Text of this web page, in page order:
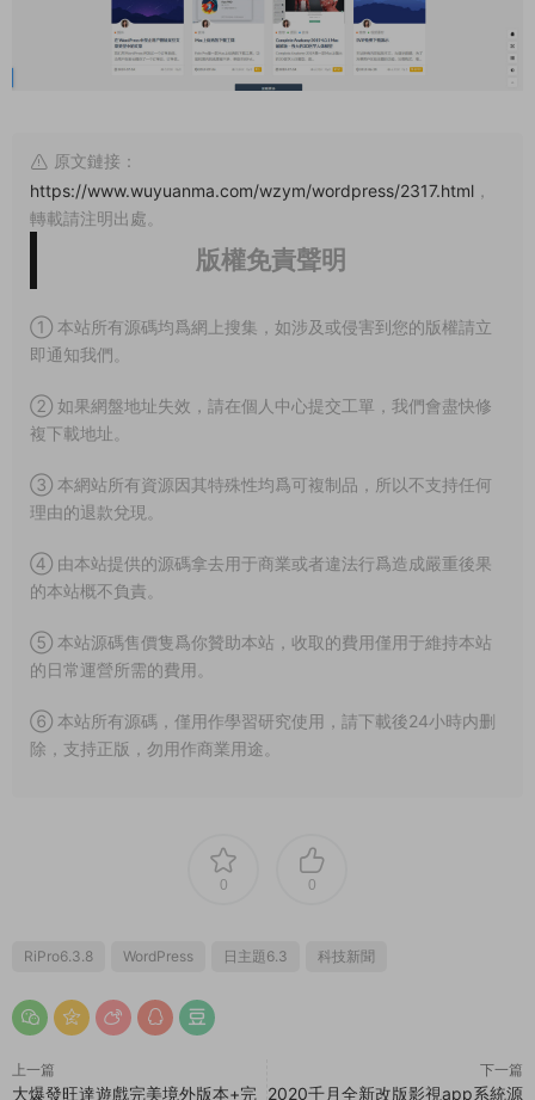
原文鏈接：
https://www.wuyuanma.com/wzym/wordpress/2317.html ，
轉載請注明出處。
版權免責聲明
① 本站所有源碼均爲網上搜集，如涉及或侵害到您的版權請立
即通知我們。
② 如果網盤地址失效，請在個人中心提交工單，我們會盡快修
複下載地址。
③ 本網站所有資源因其特殊性均爲可複制品，所以不支持任何
理由的退款兌現。
④ 由本站提供的源碼拿去用于商業或者違法行爲造成嚴重後果
的本站概不負責。
⑤ 本站源碼售價隻爲你贊助本站，收取的費用僅用于維持本站
的日常運營所需的費用。
⑥ 本站所有源碼，僅用作學習研究使用，請下載後24小時内删
除，支持正版，勿用作商業用途。
0 0
RiPro6.3.8 WordPress 日主題6.3 科技新聞
上一篇
大爆發旺達遊戲完美境外版本+完
下一篇
2020千月全新改版影視app系統源